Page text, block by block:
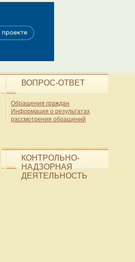
ВОПРОС-ОТВЕТ
Обращения граждан
Информация о результатах
рассмотрения обращений
КОНТРОЛЬНО-
НАДЗОРНАЯ
ДЕЯТЕЛЬНОСТЬ